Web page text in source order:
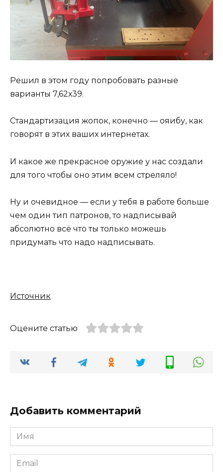
Решил в этом году попробовать разные
варианты 7,62х39.
Стандартизация жопок, конечно — ояибу, как
говорят в этих ваших интернетах.
И какое же прекрасное оружие у нас создали
для того чтобы оно этим всем стреляло!
Ну и очевидное — если у тебя в работе больше
чем один тип патронов, то надписывай
абсолютно всё что ты только можешь
придумать что надо надписывать.
Источник
Оцените статью
Добавить комментарий
Имя
*
Email